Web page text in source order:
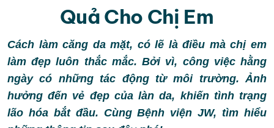
Quả Cho Chị Em
Cách làm căng da mặt, có lẽ là điều mà chị em
làm đẹp luôn thắc mắc. Bởi vì, công việc hằng
ngày có những tác động từ môi trường. Ảnh
hưởng đến vẻ đẹp của làn da, khiến tình trạng
lão hóa bắt đầu. Cùng Bệnh viện JW, tìm hiểu